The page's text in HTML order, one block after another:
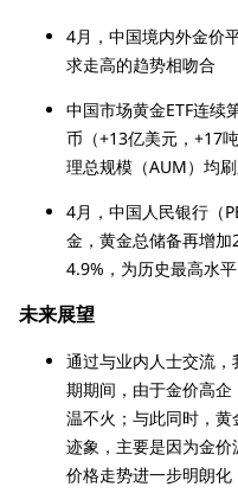
4月，中国境内外金价
求走高的趋势相吻合
中国市场黄金ETF连续
币（+13亿美元，+17
理总规模（AUM）均
4月，中国人民银行（
金，黄金总储备再增
4.9%，为历史最高水平
未来展望
通过与业内人士交流
期期间，由于金价高
温不火；与此同时，
迹象，主要是因为金
价格走势进一步明朗化